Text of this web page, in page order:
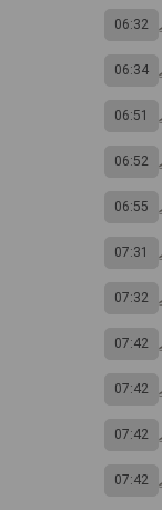
06:32
06:34
06:51
06:52
06:55
07:31
07:32
07:42
07:42
07:42
07:42